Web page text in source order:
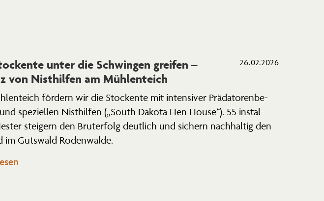
26.02.2026
unter die Schwingen greifen –
von Nisthilfen am Mühlenteich
fördern wir die Stockente mit inten­siver Präda­to­ren­be­
spezi­ellen Nisthilfen („South Dakota Hen House“). 55 instal­
steigern den Bruterfolg deutlich und sichern nachhaltig den
im Gutswald Rodenwalde.